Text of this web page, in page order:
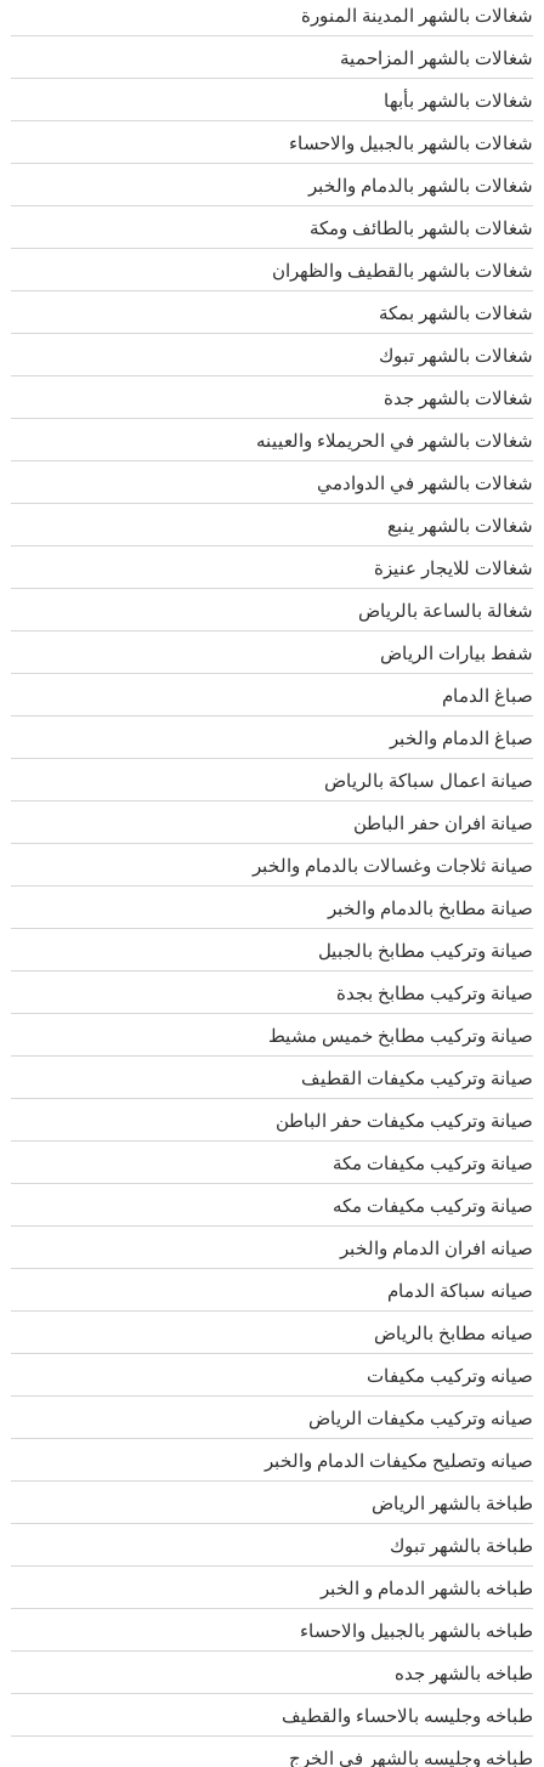
شغالات بالشهر المدينة المنورة
شغالات بالشهر المزاحمية
شغالات بالشهر بأبها
شغالات بالشهر بالجبيل والاحساء
شغالات بالشهر بالدمام والخبر
شغالات بالشهر بالطائف ومكة
شغالات بالشهر بالقطيف والظهران
شغالات بالشهر بمكة
شغالات بالشهر تبوك
شغالات بالشهر جدة
شغالات بالشهر في الحريملاء والعيينه
شغالات بالشهر في الدوادمي
شغالات بالشهر ينبع
شغالات للايجار عنيزة
شغالة بالساعة بالرياض
شفط بيارات الرياض
صباغ الدمام
صباغ الدمام والخبر
صيانة اعمال سباكة بالرياض
صيانة افران حفر الباطن
صيانة ثلاجات وغسالات بالدمام والخبر
صيانة مطابخ بالدمام والخبر
صيانة وتركيب مطابخ بالجبيل
صيانة وتركيب مطابخ بجدة
صيانة وتركيب مطابخ خميس مشيط
صيانة وتركيب مكيفات القطيف
صيانة وتركيب مكيفات حفر الباطن
صيانة وتركيب مكيفات مكة
صيانة وتركيب مكيفات مكه
صيانه افران الدمام والخبر
صيانه سباكة الدمام
صيانه مطابخ بالرياض
صيانه وتركيب مكيفات
صيانه وتركيب مكيفات الرياض
صيانه وتصليح مكيفات الدمام والخبر
طباخة بالشهر الرياض
طباخة بالشهر تبوك
طباخه بالشهر الدمام و الخبر
طباخه بالشهر بالجبيل والاحساء
طباخه بالشهر جده
طباخه وجليسه بالاحساء والقطيف
طباخه وجليسه بالشهر فى الخرج